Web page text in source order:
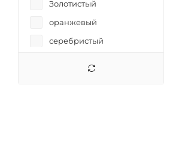
Золотистый
оранжевый
серебристый